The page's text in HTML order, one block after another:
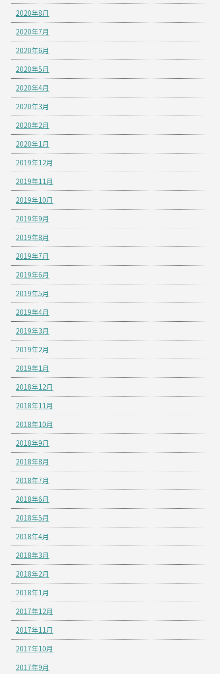
2020年8月
2020年7月
2020年6月
2020年5月
2020年4月
2020年3月
2020年2月
2020年1月
2019年12月
2019年11月
2019年10月
2019年9月
2019年8月
2019年7月
2019年6月
2019年5月
2019年4月
2019年3月
2019年2月
2019年1月
2018年12月
2018年11月
2018年10月
2018年9月
2018年8月
2018年7月
2018年6月
2018年5月
2018年4月
2018年3月
2018年2月
2018年1月
2017年12月
2017年11月
2017年10月
2017年9月